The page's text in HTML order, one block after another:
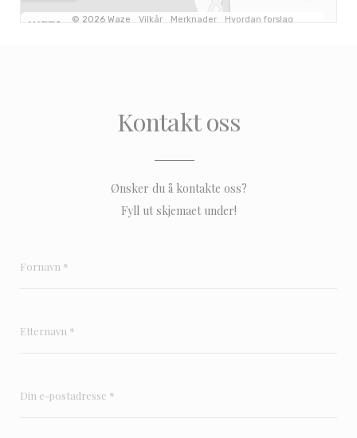
Kontakt oss
Ønsker du å kontakte oss?
Fyll ut skjemaet under!